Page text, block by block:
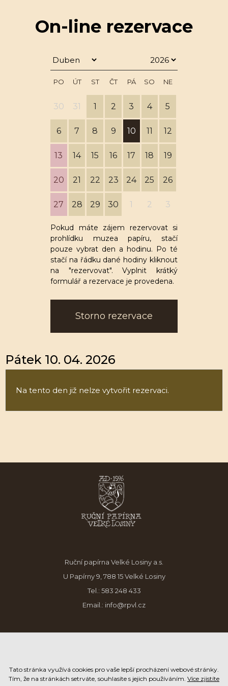
On-line rezervace
PO ÚT ST ČT PÁ SO NE
30 31 1 2 3 4 5
6 7 8 9 10 11 12
13 14 15 16 17 18 19
20 21 22 23 24 25 26
27 28 29 30 1 2 3
Pokud máte zájem rezervovat si
prohlídku muzea papíru, stačí
pouze vybrat den a hodinu. Po té
stačí na řádku dané hodiny kliknout
na "rezervovat". Vyplnit krátký
formulář a rezervace je provedena.
Storno rezervace
Pátek 10. 04. 2026
Na tento den již nelze vytvořit rezervaci.
Ruční papírna Velké Losiny a.s.
U Papírny 9, 788 15 Velké Losiny
Tel.: 583 248 433
Email.: info@rpvl.cz
Tato stránka využívá cookies pro vaše lepší procházení webové stránky.
Tím, že na stránkách setrváte, souhlasíte s jejich používáním. Více zjistíte